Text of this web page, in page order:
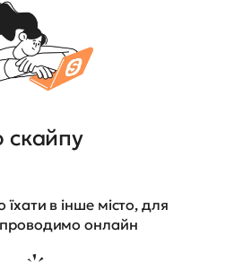
скайпу
в інше місто, для
проводимо онлайн